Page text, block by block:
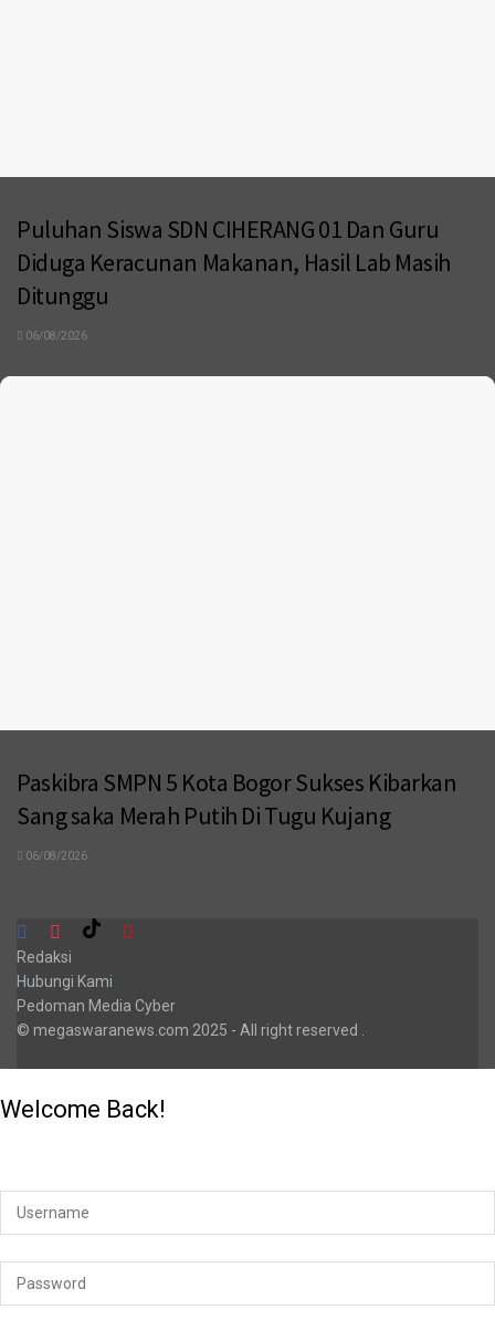
Puluhan Siswa SDN CIHERANG 01 Dan Guru
Diduga Keracunan Makanan, Hasil Lab Masih
Ditunggu
06/08/2026
Paskibra SMPN 5 Kota Bogor Sukses Kibarkan
Sang saka Merah Putih Di Tugu Kujang
06/08/2026
Redaksi
Hubungi Kami
Pedoman Media Cyber
© megaswaranews.com 2025 - All right reserved
Welcome Back!